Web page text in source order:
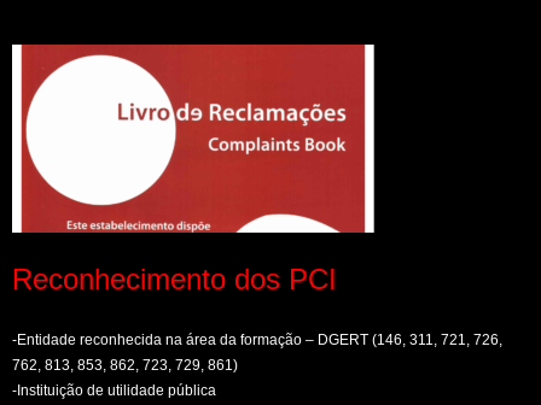
Reconhecimento dos PCI
-Entidade reconhecida na área da formação – DGERT (146, 311, 721, 726,
762, 813, 853, 862, 723, 729, 861)
-Instituição de utilidade pública